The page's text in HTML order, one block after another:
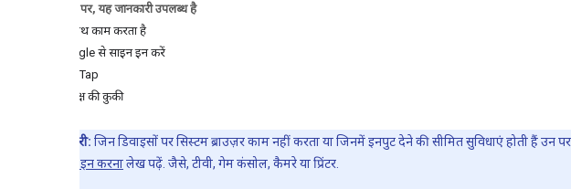
इस पेज पर, यह जानकारी उपलब्ध है
इनके साथ काम करता है
Google से साइन इन करें
One Tap
तीसरे पक्ष की कुकी
अहम जानकारी: जिन डिवाइसों पर सिस्टम ब्राउज़र काम नहीं करता या जिनमें इनपुट देने की सीमित सुविधाएं होती हैं
डिवाइसों पर साइन इन करनालेख पढ़ें. जैसे, टीवी, गेम कंसोल, कैमरे या प्रिंटर.